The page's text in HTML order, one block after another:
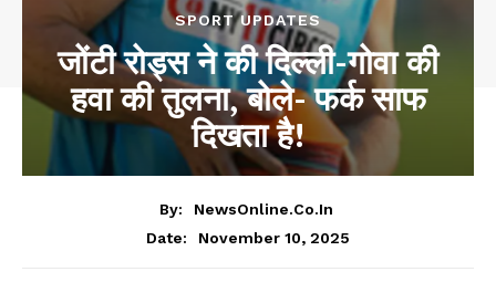
SPORT UPDATES
जोंटी रोड्स ने की दिल्ली-गोवा की
हवा की तुलना, बोले- फर्क साफ
दिखता है!
By:
NewsOnline.co.in
Date:
November 10, 2025